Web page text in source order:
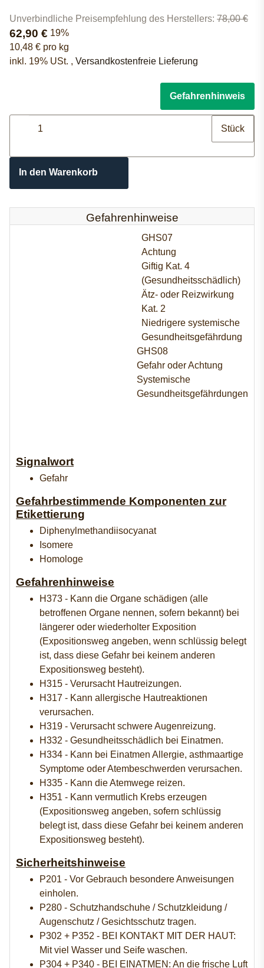
Unverbindliche Preisempfehlung des Herstellers: 78,00 €
62,90 € 19%
10,48 € pro kg
inkl. 19% USt. , Versandkostenfreie Lieferung
Gefahrenhinweis
Stück
In den Warenkorb
Gefahrenhinweise
GHS07
Achtung
Giftig Kat. 4
(Gesundheitsschädlich)
Ätz- oder Reizwirkung
Kat. 2
Niedrigere systemische
Gesundheitsgefährdung
GHS08
Gefahr oder Achtung
Systemische
Gesundheitsgefährdungen
Signalwort
Gefahr
Gefahrbestimmende Komponenten zur
Etikettierung
Diphenylmethandiisocyanat
Isomere
Homologe
Gefahrenhinweise
H373 - Kann die Organe schädigen (alle
betroffenen Organe nennen, sofern bekannt) bei
längerer oder wiederholter Exposition
(Expositionsweg angeben, wenn schlüssig belegt
ist, dass diese Gefahr bei keinem anderen
Expositionsweg besteht).
H315 - Verursacht Hautreizungen.
H317 - Kann allergische Hautreaktionen
verursachen.
H319 - Verursacht schwere Augenreizung.
H332 - Gesundheitsschädlich bei Einatmen.
H334 - Kann bei Einatmen Allergie, asthmaartige
Symptome oder Atembeschwerden verursachen.
H335 - Kann die Atemwege reizen.
H351 - Kann vermutlich Krebs erzeugen
(Expositionsweg angeben, sofern schlüssig
belegt ist, dass diese Gefahr bei keinem anderen
Expositionsweg besteht).
Sicherheitshinweise
P201 - Vor Gebrauch besondere Anweisungen
einholen.
P280 - Schutzhandschuhe / Schutzkleidung /
Augenschutz / Gesichtsschutz tragen.
P302 + P352 - BEI KONTAKT MIT DER HAUT:
Mit viel Wasser und Seife waschen.
P304 + P340 - BEI EINATMEN: An die frische Luft